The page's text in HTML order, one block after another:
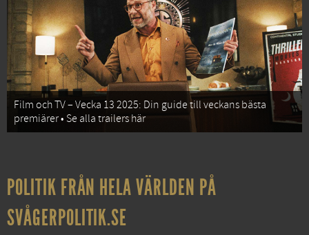
Film och TV – Vecka 13 2025: Din guide till veckans bästa
premiärer • Se alla trailers här
POLITIK FRÅN HELA VÄRLDEN PÅ
SVÅGERPOLITIK.SE